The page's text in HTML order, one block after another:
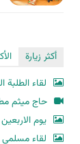
أكثر زيارة
لقاء
حاج میثم
یوم الاربعین 1445/التصویر فضل الله
لقاء مسلمي